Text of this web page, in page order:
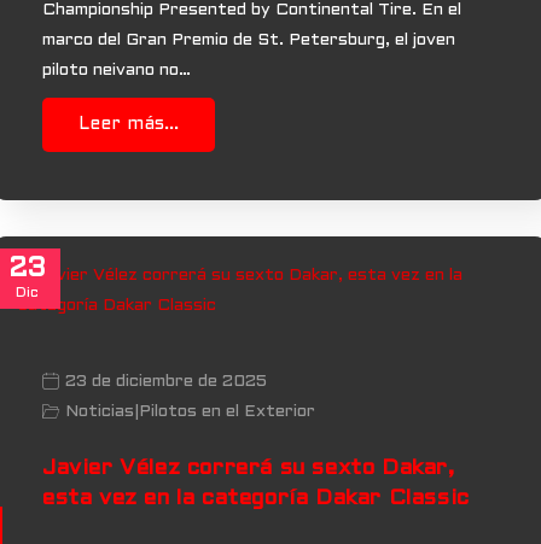
Championship Presented by Continental Tire. En el
marco del Gran Premio de St. Petersburg, el joven
piloto neivano no…
Leer más...
23
Dic
23 de diciembre de 2025
Noticias
Pilotos en el Exterior
Javier Vélez correrá su sexto Dakar,
esta vez en la categoría Dakar Classic